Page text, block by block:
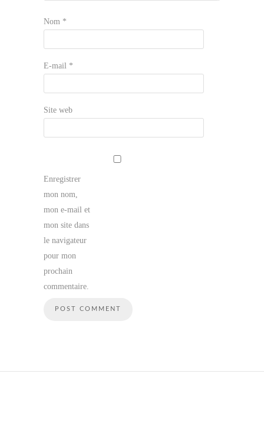
Nom *
E-mail *
Site web
Enregistrer
mon nom,
mon e-mail et
mon site dans
le navigateur
pour mon
prochain
commentaire.